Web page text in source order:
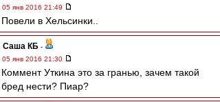
05 янв 2016 21:49
Повели в Хельсинки..
Саша КБ -
05 янв 2016 21:30
Коммент Уткина это за гранью, зачем такой
бред нести? Пиар?